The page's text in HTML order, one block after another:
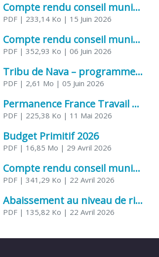
Compte rendu conseil municipal 5 juin 2026 sénatoriale
PDF | 233,14 Ko | 15 Juin 2026
Compte rendu conseil municipal – 21 avril 2026
PDF | 352,93 Ko | 06 Juin 2026
Tribu de Nava – programme et inscriptions été 2026
PDF | 2,61 Mo | 05 Juin 2026
Permanence France Travail au CCAS de Saujon Juin 2026
PDF | 225,38 Ko | 11 Mai 2026
Budget Primitif 2026
PDF | 16,85 Mo | 29 Avril 2026
Compte rendu conseil municipal – 7 avril 2026
PDF | 341,29 Ko | 22 Avril 2026
Abaissement au niveau de risque modéré de l’Influenza aviaire
PDF | 135,82 Ko | 22 Avril 2026